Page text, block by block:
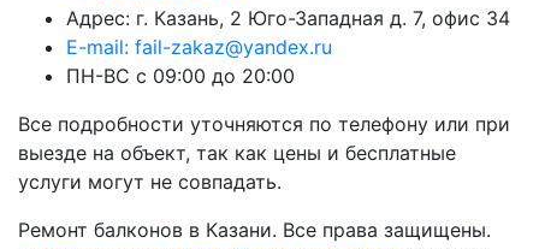
Адрес: г. Казань, 2 Юго-Западная д. 7, офис 34
E-mail: fail-zakaz@yandex.ru
ПН-ВС с 09:00 до 20:00
Все подробности уточняются по телефону или при
выезде на объект, так как цены и бесплатные
услуги могут не совпадать.
Ремонт балконов в Казани. Все права защищены.